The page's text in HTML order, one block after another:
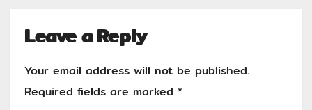
Leave a Reply
Your email address will not be published.
Required fields are marked *